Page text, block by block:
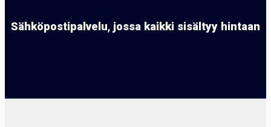
Sähköpostipalvelu, jossa kaikki sisältyy hintaan